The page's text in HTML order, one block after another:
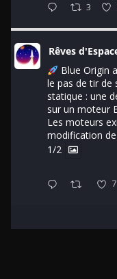
3
Rêves
Blue Origin
le pas de tir de
statique : une
sur un moteur
Les moteurs
modification
1/2
7